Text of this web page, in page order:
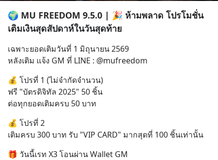
🌍 MU FREEDOM 9.5.0 | 🎉 ห้ามพลาด โปรโมชั่น
เติมเงินสุดสัปดาห์ในวันสุดท้าย
เฉพาะยอดเติมวันที่ 1 มิถุนายน 2569
หลังเติม แจ้ง GM ที่ LINE : @mufreedom
💰 โปรที่ 1 (ไม่จำกัดจำนวน)
ฟรี "บัตรดิจิทัล 2025" 50 ชิ้น
ต่อทุกยอดเติมครบ 50 บาท
💰 โปรที่ 2
เติมครบ 300 บาท รับ "VIP CARD" มากสุดที่ 100 ชิ้นเท่านั้น
🎁 วันนี้เรท X3 โอนผ่าน Wallet GM